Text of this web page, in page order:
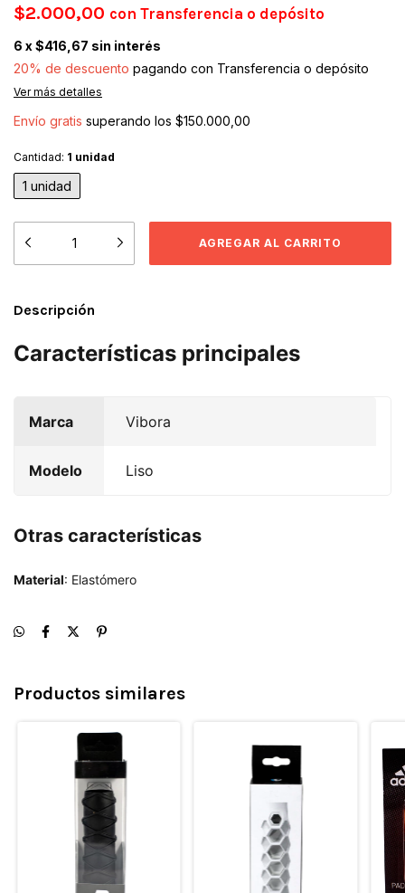
$2.000,00 con Transferencia o depósito
6 x$416,67 sin interés
20% de descuento pagando con Transferencia o depósito
Ver más detalles
Envío gratis superando los $150.000,00
Cantidad: 1 unidad
1 unidad
Descripción
Características principales
Marca Vibora
Modelo Liso
Otras características
Material: Elastómero
Productos similares